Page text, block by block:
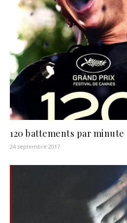
120 battements par minute
24 septembre 2017